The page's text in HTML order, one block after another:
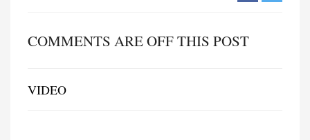
COMMENTS ARE OFF THIS POST
VIDEO